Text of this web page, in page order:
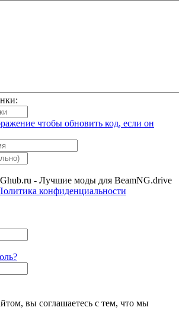
- Лучшие моды для BeamNG.drive
конфиденциальности
вы соглашаетесь с тем, что мы